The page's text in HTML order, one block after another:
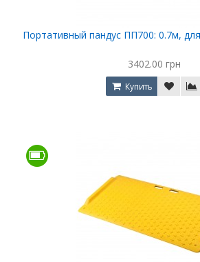
Портативный пандус ПП700: 0.7м,
3402.00 грн
Купить